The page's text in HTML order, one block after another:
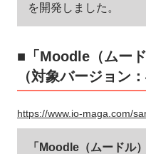
を開発しました。
■「Moodle（ムー
（対象バージョン
https://www.io-maga.com/
「Moodle（ムードル